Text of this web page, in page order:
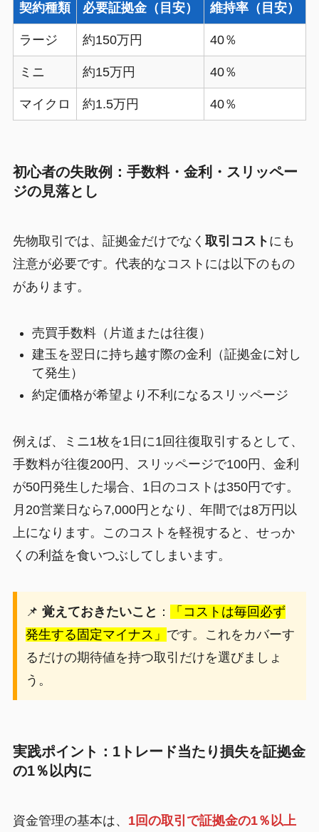
契約種類 必要証拠金（目安） 維持率（目安）
ラージ 約150万円 40％
ミニ 約15万円 40％
マイクロ 約1.5万円 40％
初心者の失敗例：手数料・金利・スリッペー
ジの見落とし
先物取引では、証拠金だけでなく 取引コスト にも
注意が必要です。代表的なコストには以下のもの
があります。
売買手数料（片道または往復）
建玉を翌日に持ち越す際の金利（証拠金に対し
て発生）
約定価格が希望より不利になるスリッページ
例えば、ミニ1枚を1日に1回往復取引するとして、
手数料が往復200円、スリッページで100円、金利
が50円発生した場合、1日のコストは350円です。
月20営業日なら7,000円となり、年間では8万円以
上になります。このコストを軽視すると、せっか
くの利益を食いつぶしてしまいます。
📌 覚えておきたいこと ：
「コストは毎回必ず
発生する固定マイナス」 です。これをカバーす
るだけの期待値を持つ取引だけを選びましょ
う。
実践ポイント：1トレード当たり損失を証拠金
の1％以内に
資金管理の基本は、 1回の取引で証拠金の1％以上